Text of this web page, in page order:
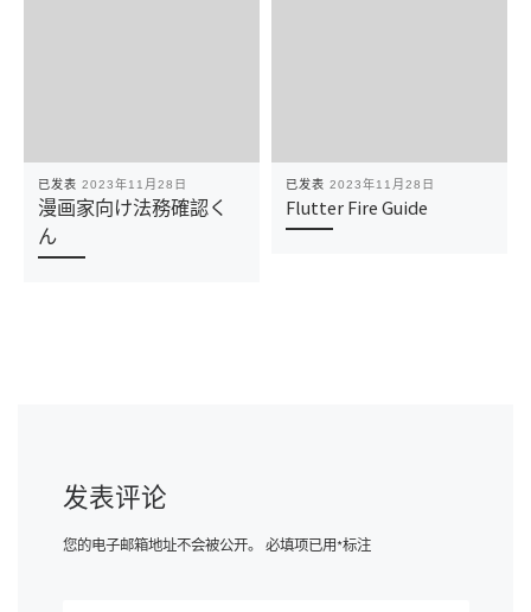
已发表 2023年11月28日
漫画家向け法務確認く
ん
已发表 2023年11月28日
Flutter Fire Guide
发表评论
您的电子邮箱地址不会被公开。 必填项已用*标注